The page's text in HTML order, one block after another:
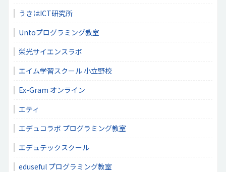
うきはICT研究所
Untoプログラミング教室
栄光サイエンスラボ
エイム学習スクール 小立野校
Ex-Gram オンライン
エティ
エデュコラボ プログラミング教室
エデュテックスクール
eduseful プログラミング教室